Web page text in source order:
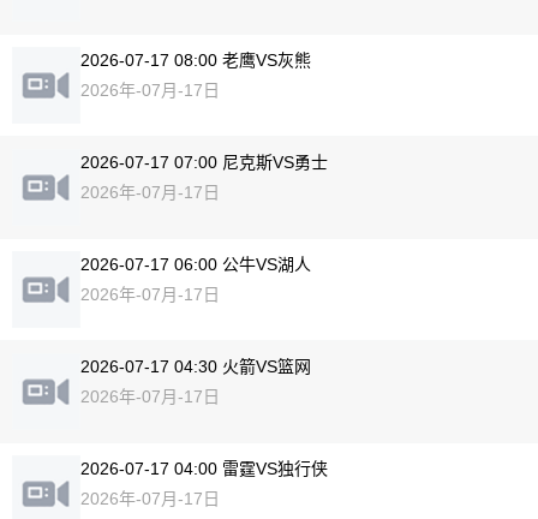
2026-07-17 08:00 老鹰VS灰熊
2026年-07月-17日
2026-07-17 07:00 尼克斯VS勇士
2026年-07月-17日
2026-07-17 06:00 公牛VS湖人
2026年-07月-17日
2026-07-17 04:30 火箭VS篮网
2026年-07月-17日
2026-07-17 04:00 雷霆VS独行侠
2026年-07月-17日